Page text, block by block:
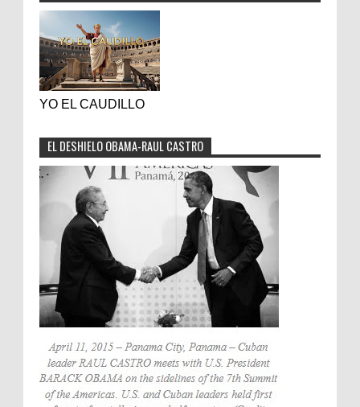
YO EL CAUDILLO
EL DESHIELO OBAMA-RAUL CASTRO